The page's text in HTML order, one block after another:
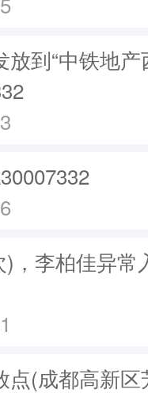
到“中铁地
，李柏佳异常
点(成都高新